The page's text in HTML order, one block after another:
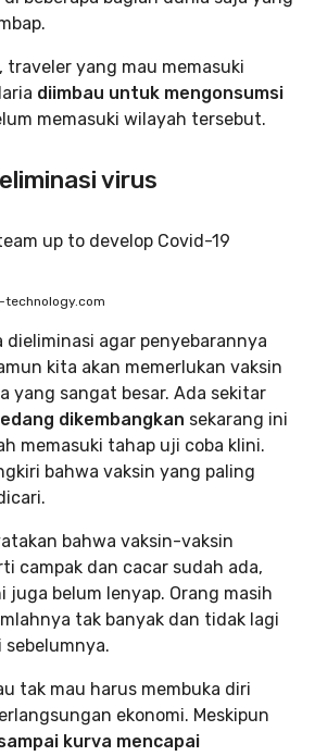
traveler yang mau memasuki
diimbau untuk mengonsumsi
memasuki wilayah tersebut.
virus
technology.com
agar penyebarannya
kita akan memerlukan vaksin
yang sangat besar. Ada sekitar
dikembangkan sekarang ini
memasuki tahap uji coba klini.
bahwa vaksin yang paling
bahwa vaksin-vaksin
campak dan cacar sudah ada,
juga belum lenyap. Orang masih
tak banyak dan tidak lagi
tak mau harus membuka diri
ekonomi. Meskipun
kurva mencapai